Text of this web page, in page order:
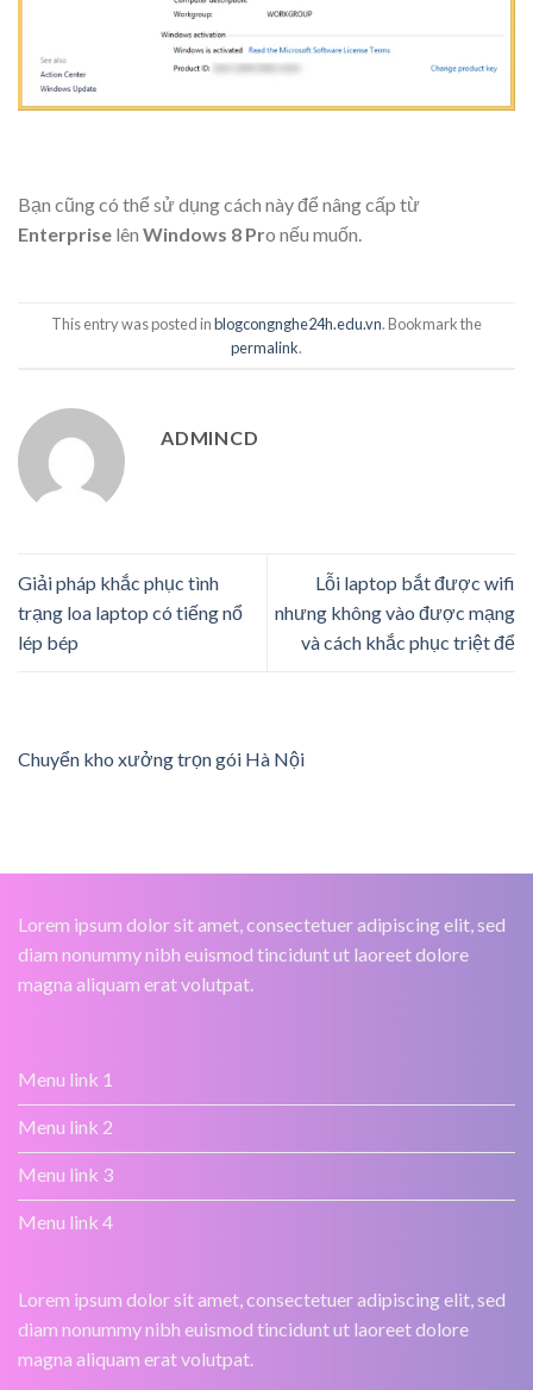
Bạn cũng có thể sử dụng cách này để nâng cấp từ
Enterprise lên Windows 8 Pro nếu muốn.
This entry was posted inblogcongnghe24h.edu.vn. Bookmark the
permalink.
ADMINCD
Giải pháp khắc phục tình
trạng loa laptop có tiếng nổ
lép bép
Lỗi laptop bắt được wifi
nhưng không vào được mạng
và cách khắc phục triệt để
Chuyển kho xưởng trọn gói Hà Nội
Lorem ipsum dolor sit amet, consectetuer adipiscing elit, sed
diam nonummy nibh euismod tincidunt ut laoreet dolore
magna aliquam erat volutpat.
Menu link 1
Menu link 2
Menu link 3
Menu link 4
Lorem ipsum dolor sit amet, consectetuer adipiscing elit, sed
diam nonummy nibh euismod tincidunt ut laoreet dolore
magna aliquam erat volutpat.